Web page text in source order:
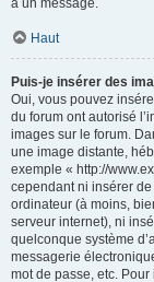
à un message.
Haut
Puis-je insérer des
Oui, vous pouvez
du forum ont autorisé
images sur le forum.
une image distante,
exemple « http://
cependant ni insérer
ordinateur (à moins,
serveur internet), ni
quelconque système
messagerie
mot de passe, etc.